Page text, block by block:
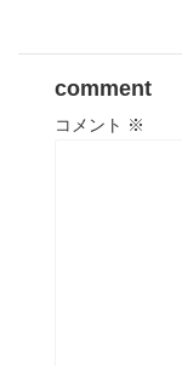
comment
コメント ※